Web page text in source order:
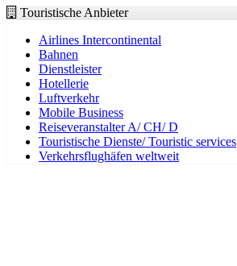
Touristische Anbieter
Airlines Intercontinental
Bahnen
Dienstleister
Hotellerie
Luftverkehr
Mobile Business
Reiseveranstalter A/ CH/ D
Touristische Dienste/ Touristic services
Verkehrsflughäfen weltweit